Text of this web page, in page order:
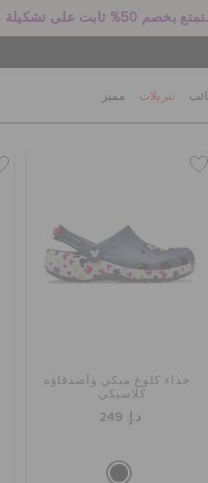
على تشكيلة مختارة
تنزيلات مميز
حذاء كلوغ ميكي وأصدقاؤه
كلاسيكي
د.إ. 249